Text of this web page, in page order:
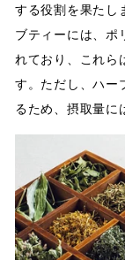
する役割を果たし
ブティーには、ポ
れており、これら
す。ただし、ハー
るため、摂取量に